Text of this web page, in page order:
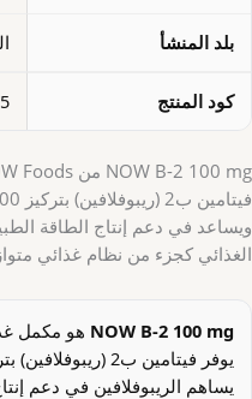
بلد المنشأ
كود المنتج
ويساعد في دعم إنتاج الطاقة
الغذائي كجزء من نظام غذائي
NOW B-2 100 mg هو مكمل
يساهم الريبوفلافين في دعم